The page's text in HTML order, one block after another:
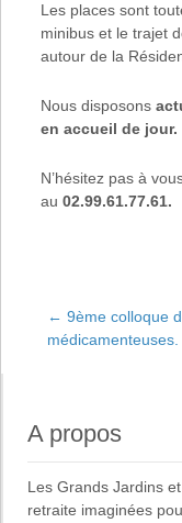
Les places sont
minibus et le trajet
autour de la
Nous disposons
en accueil de jour.
N’hésitez pas à
au 02.99.61.77.61.
l'article
← 9ème colloque
médicamenteuses.
A propos
LesGrands Jardins et
retraite imaginées